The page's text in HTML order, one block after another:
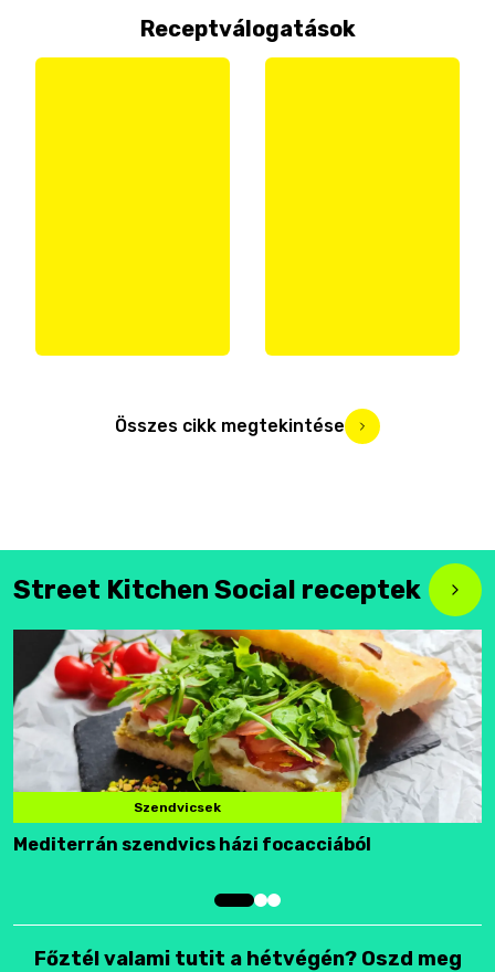
Receptválogatások
Összes cikk megtekintése
Street Kitchen Social receptek
Szendvicsek
Mediterrán szendvics házi focacciából
Főztél valami tutit a hétvégén? Oszd meg